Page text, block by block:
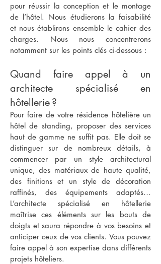
pour réussir la conception et le montage
de l’hôtel. Nous étudierons la faisabilité
et nous établirons ensemble le cahier des
charges. Nous nous concentrerons
notamment sur les points clés ci-dessous :
Quand faire appel à un
architecte spécialisé en
hôtellerie ?
Pour faire de votre résidence hôtelière un
hôtel de standing, proposer des services
haut de gamme ne suffit pas. Elle doit se
distinguer sur de nombreux détails, à
commencer par un style architectural
unique, des matériaux de haute qualité,
des finitions et un style de décoration
raffinés, des équipements adaptés…
L’architecte spécialisé en hôtellerie
maîtrise ces éléments sur les bouts de
doigts et saura répondre à vos besoins et
anticiper ceux de vos clients. Vous pouvez
faire appel à son expertise dans différents
projets hôteliers.